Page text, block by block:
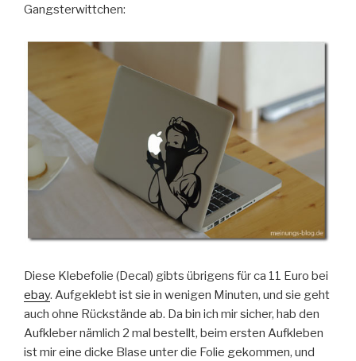
Gangsterwittchen:
Diese Klebefolie (Decal) gibts übrigens für ca 11 Euro bei
ebay. Aufgeklebt ist sie in wenigen Minuten, und sie geht
auch ohne Rückstände ab. Da bin ich mir sicher, hab den
Aufkleber nämlich 2 mal bestellt, beim ersten Aufkleben
ist mir eine dicke Blase unter die Folie gekommen, und